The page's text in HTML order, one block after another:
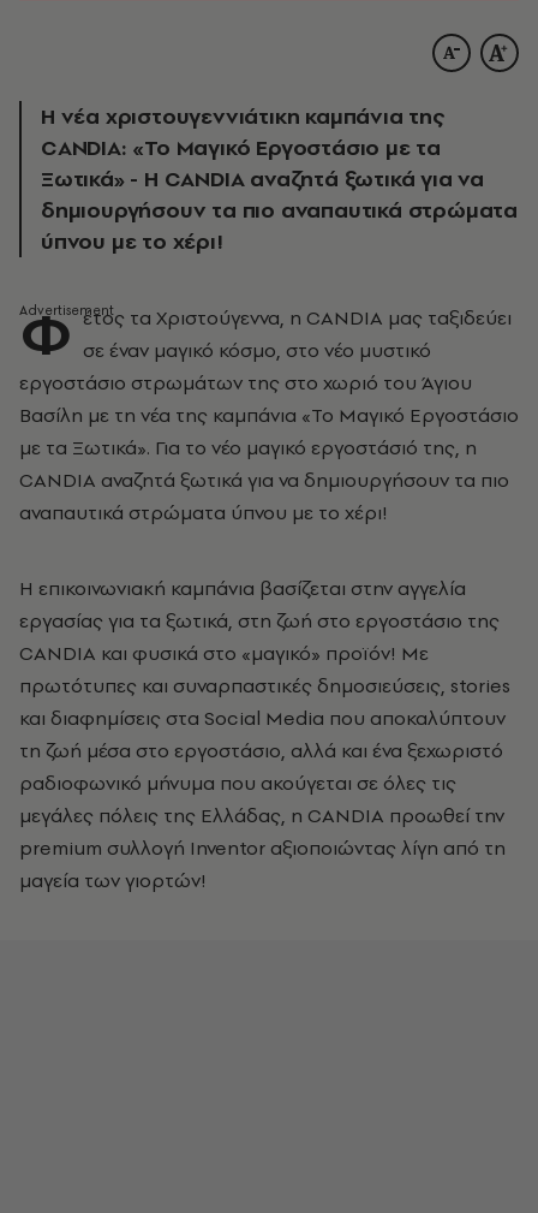
Η νέα χριστουγεννιάτικη καμπάνια της
CANDIA: «Το Μαγικό Εργοστάσιο με τα
Ξωτικά» - Η CANDIA αναζητά ξωτικά για να
δημιουργήσουν τα πιο αναπαυτικά στρώματα
ύπνου με το χέρι!
Φ έτος τα Χριστούγεννα, η CANDIA μας ταξιδεύει
σε έναν μαγικό κόσμο, στο νέο μυστικό
εργοστάσιο στρωμάτων της στο χωριό του Άγιου
Βασίλη με τη νέα της καμπάνια «Το Μαγικό Εργοστάσιο
με τα Ξωτικά». Για το νέο μαγικό εργοστάσιό της, η
CANDIA αναζητά ξωτικά για να δημιουργήσουν τα πιο
αναπαυτικά στρώματα ύπνου με το χέρι!
Η επικοινωνιακή καμπάνια βασίζεται στην αγγελία
εργασίας για τα ξωτικά, στη ζωή στο εργοστάσιο της
CANDIA και φυσικά στο «μαγικό» προϊόν! Με
πρωτότυπες και συναρπαστικές δημοσιεύσεις, stories
και διαφημίσεις στα Social Media που αποκαλύπτουν
τη ζωή μέσα στο εργοστάσιο, αλλά και ένα ξεχωριστό
ραδιοφωνικό μήνυμα που ακούγεται σε όλες τις
μεγάλες πόλεις της Ελλάδας, η CANDIA προωθεί την
premium συλλογή Inventor αξιοποιώντας λίγη από τη
μαγεία των γιορτών!